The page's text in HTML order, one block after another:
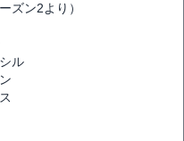
ズン2より）
ル